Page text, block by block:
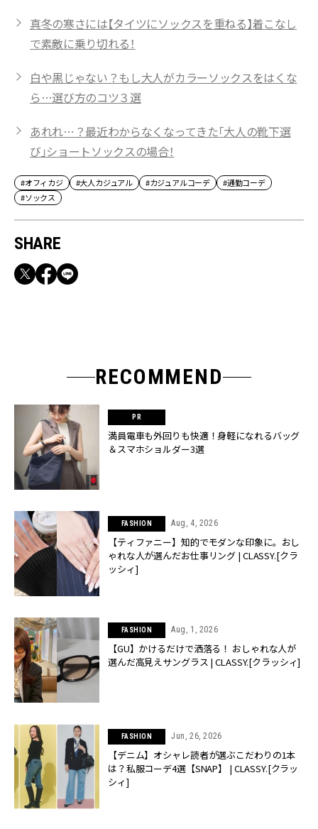
真冬の寒さには【タイツにソックスを重ねる】着こなし
で素敵に乗り切れる！
白や黒じゃない？もし大人がカラーソックスをはくな
ら…選び方のコツ３選
あれれ…？最近わからなくなってきた「大人の靴下選
び」ショートソックスの場合！
#オフィカジ #大人カジュアル #カジュアルコーデ
#通勤コーデ
#ソックス
SHARE
RECOMMEND
満員電車も外回りも快適！身軽になれるバッグ
＆スマホショルダー3選
FASHION Aug, 4, 2026
【ティファニー】知的でモダンな印象に。おし
ゃれな人が選んだお仕事リング | CLASSY.[クラ
ッシィ]
FASHION Aug, 1, 2026
【GU】かけるだけで洒落る！ おしゃれな人が
選んだ高見えサングラス | CLASSY.[クラッシィ]
FASHION Jun, 26, 2026
【デニム】オシャレ読者が選ぶこだわりの1本
は？私服コーデ4選【SNAP】 | CLASSY.[クラッ
シィ]